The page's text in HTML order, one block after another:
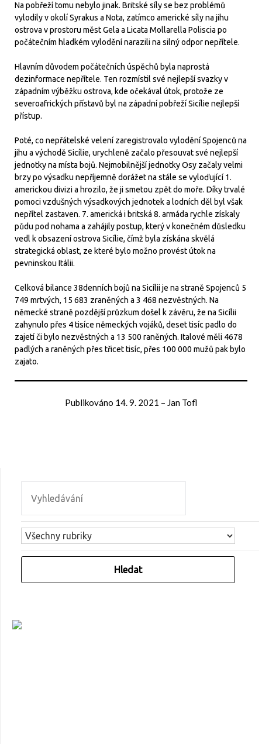
Na pobřeží tomu nebylo jinak. Britské síly se bez problémů
vylodily v okolí Syrakus a Nota, zatímco americké síly na jihu
ostrova v prostoru měst Gela a Licata Mollarella Poliscia po
počátečním hladkém vylodění narazili na silný odpor nepřítele.
Hlavním důvodem počátečních úspěchů byla naprostá
dezinformace nepřítele. Ten rozmístil své nejlepší svazky v
západním výběžku ostrova, kde očekával útok, protože ze
severoafrických přístavů byl na západní pobřeží Sicílie nejlepší
přístup.
Poté, co nepřátelské velení zaregistrovalo vylodění Spojenců na
jihu a východě Sicílie, urychleně začalo přesouvat své nejlepší
jednotky na místa bojů. Nejmobilnější jednotky Osy začaly velmi
brzy po výsadku nepříjemně dorážet na stále se vyloďující 1.
americkou divizi a hrozilo, že ji smetou zpět do moře. Díky trvalé
pomoci vzdušných výsadkových jednotek a lodních děl byl však
nepřítel zastaven. 7. americká i britská 8. armáda rychle získaly
půdu pod nohama a zahájily postup, který v konečném důsledku
vedl k obsazení ostrova Sicílie, čímž byla získána skvělá
strategická oblast, ze které bylo možno provést útok na
pevninskou Itálii.
Celková bilance 38denních bojů na Sicílii je na straně Spojenců 5
749 mrtvých, 15 683 zraněných a 3 468 nezvěstných. Na
německé straně pozdější průzkum došel k závěru, že na Sicílii
zahynulo přes 4 tisíce německých vojáků, deset tisíc padlo do
zajetí či bylo nezvěstných a 13 500 raněných. Italové měli 4678
padlých a raněných přes třicet tisíc, přes 100 000 mužů pak bylo
zajato.
Publikováno 14. 9. 2021 – Jan Tofl